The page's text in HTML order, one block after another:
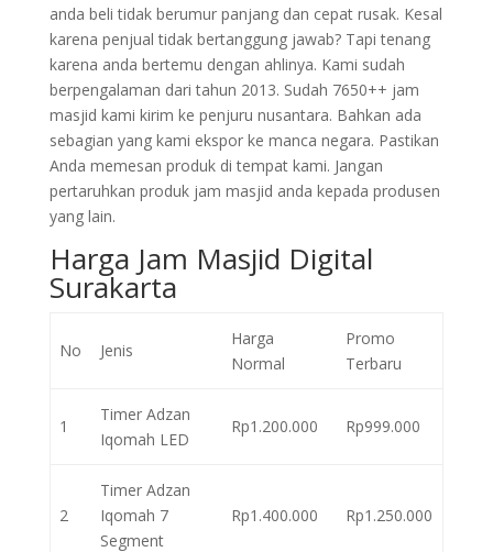
anda beli tidak berumur panjang dan cepat rusak. Kesal
karena penjual tidak bertanggung jawab? Tapi tenang
karena anda bertemu dengan ahlinya. Kami sudah
berpengalaman dari tahun 2013. Sudah 7650++ jam
masjid kami kirim ke penjuru nusantara. Bahkan ada
sebagian yang kami ekspor ke manca negara. Pastikan
Anda memesan produk di tempat kami. Jangan
pertaruhkan produk jam masjid anda kepada produsen
yang lain.
Harga Jam Masjid Digital
Surakarta
No Jenis
Harga
Normal
Promo
Terbaru
1
Timer Adzan
Iqomah LED
Rp1.200.000 Rp999.000
2
Timer Adzan
Iqomah 7
Segment
Rp1.400.000 Rp1.250.000